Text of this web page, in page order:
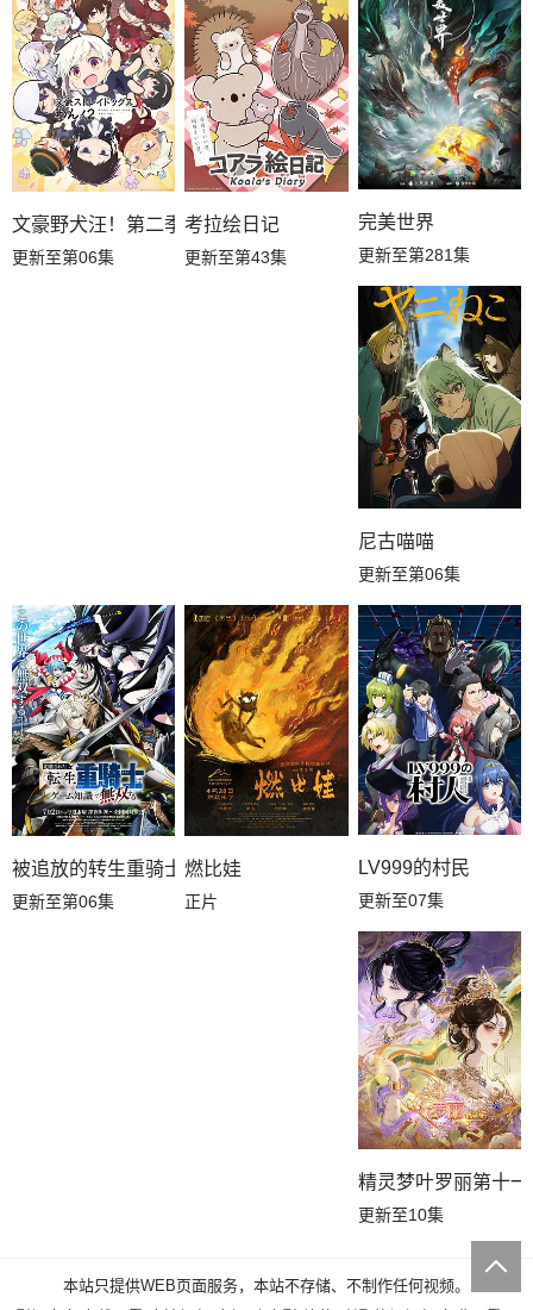
文豪野犬汪！第二季
更新至第06集
考拉绘日记
更新至第43集
完美世界
更新至第281集
尼古喵喵
更新至第06集
被追放的转生重骑士用游戏知识开无双
更新至第06集
燃比娃
正片
LV999的村民
更新至07集
精灵梦叶罗丽第十
更新至10集
本站只提供WEB页面服务，本站不存储、不制作任何视频。